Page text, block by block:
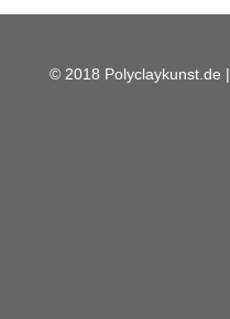
© 2018 Polyclaykunst.de |